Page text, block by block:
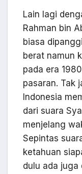
Lain lagi
Rahman bin
biasa
berat namun
pada era
pasaran. Tak
Indonesia
dari suara
menjelang
Sepintas
ketahuan
dulu ada juga